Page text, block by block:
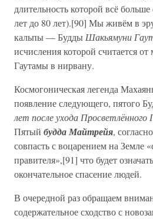
длительность которой всё
лет до 80 лет).[90] Мы живём в
кальпы — Будды Шакьямуни
исчисления которой считается от
Гаутамы в нирвану.
Космогоническая легенда
появление следующего, пятого
лет после ухода
Пятый будда Майтрейя,
совпасть с воцарением на Земле
правителя»,[91] что будет
окончательное спасение людей.
В очередной раз обращаем
содержательное сходство с